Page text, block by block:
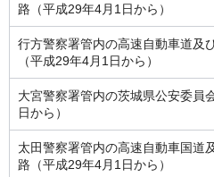
路（平成29年4月1日から）
行方警察署管内の高速自動車道及
（平成29年4月1日から）
大宮警察署管内の茨城県公安委員
日から）
太田警察署管内の高速自動車国道
路（平成29年4月1日から）